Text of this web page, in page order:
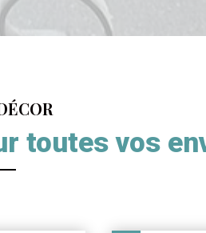
toutes vos